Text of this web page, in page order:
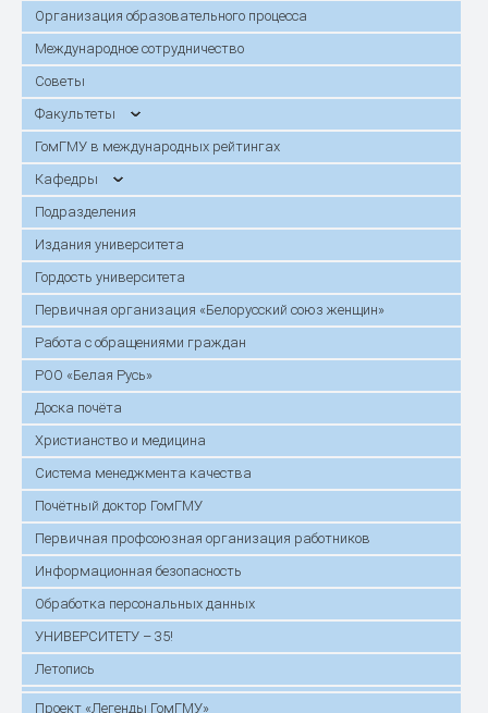
Организация образовательного процесса
Международное сотрудничество
Советы
Факультеты
ГомГМУ в международных рейтингах
Кафедры
Подразделения
Издания университета
Гордость университета
Первичная организация «Белорусский союз женщин»
Работа с обращениями граждан
РОО «Белая Русь»
Доска почёта
Христианство и медицина
Система менеджмента качества
Почётный доктор ГомГМУ
Первичная профсоюзная организация работников
Информационная безопасность
Обработка персональных данных
УНИВЕРСИТЕТУ – 35!
Летопись
Проект «Легенды ГомГМУ»